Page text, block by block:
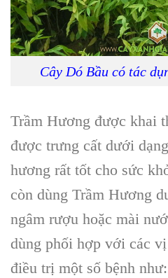
Cây Dó Bầu có tác
Trầm Hương được khai
được trưng cất dưới dạng
hương rất tốt cho sức
còn dùng Trầm Hương
ngâm rượu hoặc mài
dùng phối hợp với các
điều trị một số bệnh